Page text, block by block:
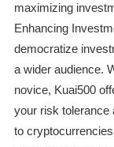
maximizing
Enhancing
democratize
a wider audience.
novice, Kuai500
your risk tolerance
to